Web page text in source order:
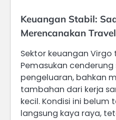
Keuangan Stabil:
Merencanakan Travel
Sektor keuangan
Pemasukan
pengeluaran, bahkan
tambahan dari kerja
kecil. Kondisi ini
langsung kaya raya,